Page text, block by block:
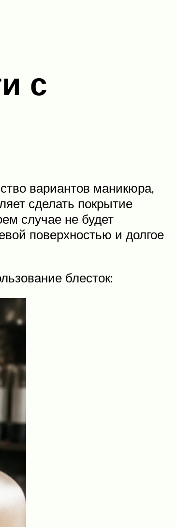
с
вариантов маникюра,
сделать покрытие
случае не будет
поверхностью и долгое
блесток: